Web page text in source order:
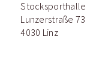
Stocksporthalle
Lunzerstraße 73
4030 Linz